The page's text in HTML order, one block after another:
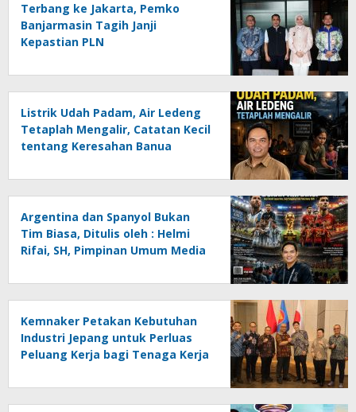
Terbang ke Jakarta, Pemko
Banjarmasin Tagih Janji
Kepastian PLN
Listrik Udah Padam, Air Ledeng
Tetaplah Mengalir, Catatan Kecil
tentang Keresahan Banua
Ancaman Lingkungan, Oleh :
Helmi Rifai, SH
Argentina dan Spanyol Bukan
Tim Biasa, Ditulis oleh : Helmi
Rifai, SH, Pimpinan Umum Media
Kemnaker Petakan Kebutuhan
Industri Jepang untuk Perluas
Peluang Kerja bagi Tenaga Kerja